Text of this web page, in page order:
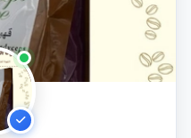
الوضع الداكن
حمّل التطبيق